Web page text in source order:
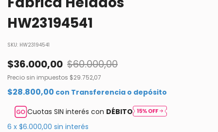
HW23194541
SKU: HW23194541
$36.000,00 $60.000,00
Precio sin impuestos $29.752,07
$28.800,00 con Transferencia o depósito
Cuotas SIN interés con DÉBITO
6 x $6.000,00 sin interés